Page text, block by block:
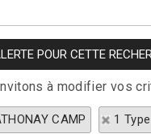
à modifier vos
CAMP 1